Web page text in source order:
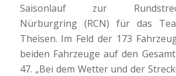
Saisonlauf zur
Nürburgring (RCN) für das
Theisen. Im Feld der 173
beiden Fahrzeuge auf den
47. „Bei dem Wetter und der